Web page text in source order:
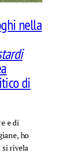
nella
di
e di
ho
si rivela